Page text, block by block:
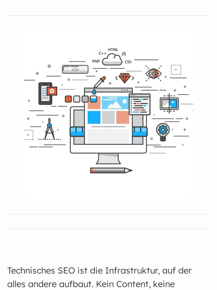
Technisches SEO ist die Infrastruktur, auf der
alles andere aufbaut. Kein Content, keine